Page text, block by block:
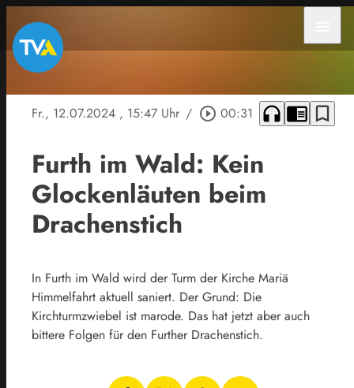
Fr., 12.07.2024 , 15:47 Uhr / play_circle_outline 00:31 headphones chrome_reader_mode bookmark_border
Furth im Wald: Kein
Glockenläuten beim
Drachenstich
In Furth im Wald wird der Turm der Kirche Mariä
Himmelfahrt aktuell saniert. Der Grund: Die
Kirchturmzwiebel ist marode. Das hat jetzt aber auch
bittere Folgen für den Further Drachenstich.